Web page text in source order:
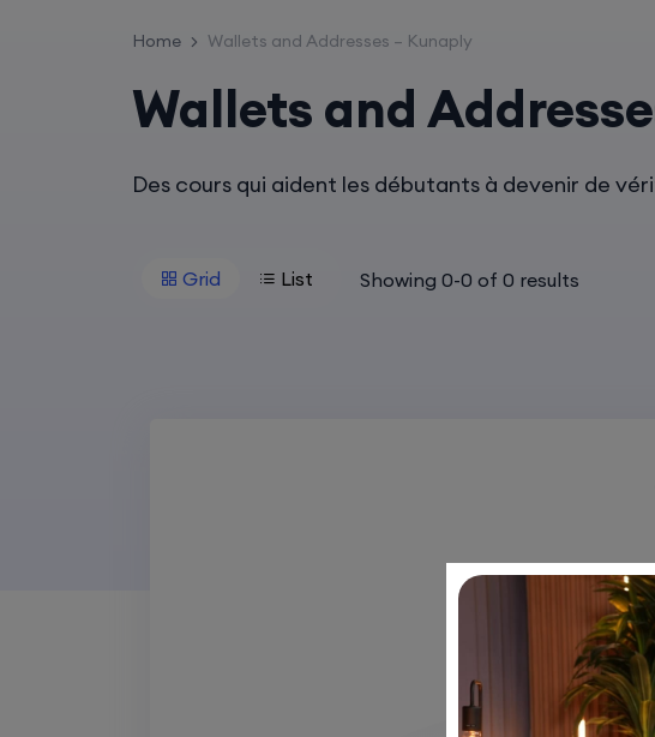
Home Wallets and Addresses – Kunaply
Wallets and
Des cours qui aident les débutants à devenir de
Grid List Showing 0-0 of 0 results